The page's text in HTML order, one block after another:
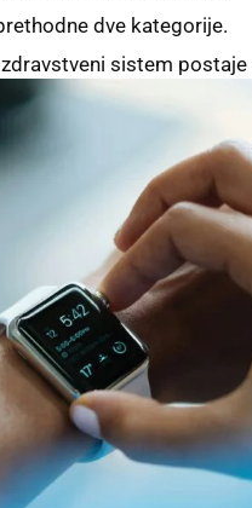
dve kategorije.
sistem